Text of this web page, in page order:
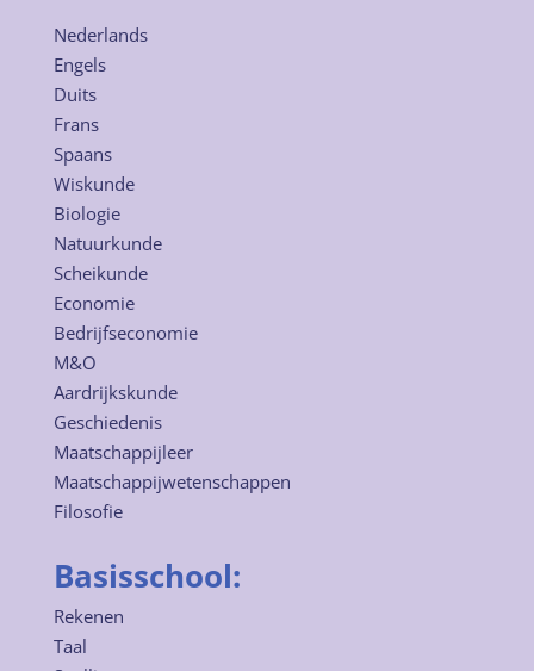
Nederlands
Engels
Duits
Frans
Spaans
Wiskunde
Biologie
Natuurkunde
Scheikunde
Economie
Bedrijfseconomie
M&O
Aardrijkskunde
Geschiedenis
Maatschappijleer
Maatschappijwetenschappen
Filosofie
Basisschool:
Rekenen
Taal